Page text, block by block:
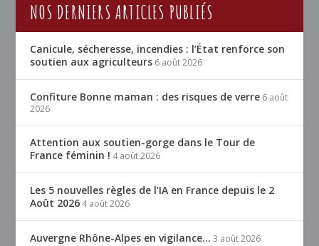
NOS DERNIERS ARTICLES PUBLIÉS
Canicule, sécheresse, incendies : l’État renforce son
soutien aux agriculteurs 6 août 2026
Confiture Bonne maman : des risques de verre 6 août
2026
Attention aux soutien-gorge dans le Tour de
France féminin ! 4 août 2026
Les 5 nouvelles règles de l’IA en France depuis le 2
Août 2026 4 août 2026
Auvergne Rhône-Alpes en vigilance… 3 août 2026